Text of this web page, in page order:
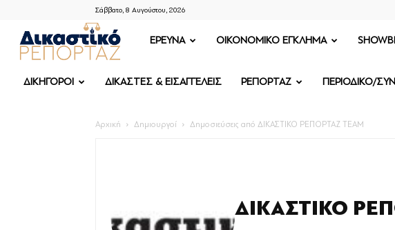
Σάββατο, 8 Αυγούστου, 2026
ΔΙΚΑΣΤΙΚΟ
ΡΕΠΟΡΤΑΖ
ΕΡΕΥΝΑ OIKONOMIKO ΕΓΚΛΗΜΑ
ΔΙΚΗΓΟΡΟΙ ΔΙΚΑΣΤΕΣ & ΕΙΣΑΓΓΕΛΕΙΣ ΡΕΠΟΡΤΑΖ ΠΕΡΙΟΔΙΚΟ/
Αρχική Δημιουργοί Δημοσιεύσεις από ΔΙΚΑΣΤΙΚΟ ΡΕΠΟΡΤΑΖ TEAM
ΔΙΚΑΣΤΙΚΟ